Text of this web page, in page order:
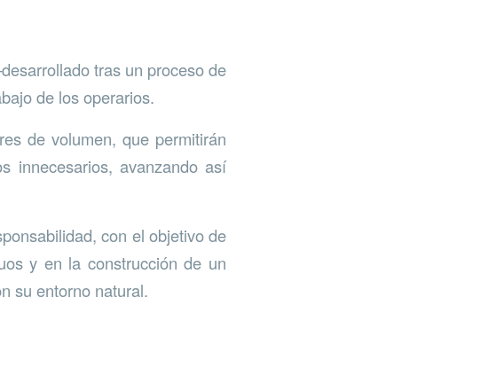
tras un proceso de
de los operarios.
de volumen, que permitirán
innecesarios, avanzando así
con el objetivo de
y en la construcción de un
su entorno natural.